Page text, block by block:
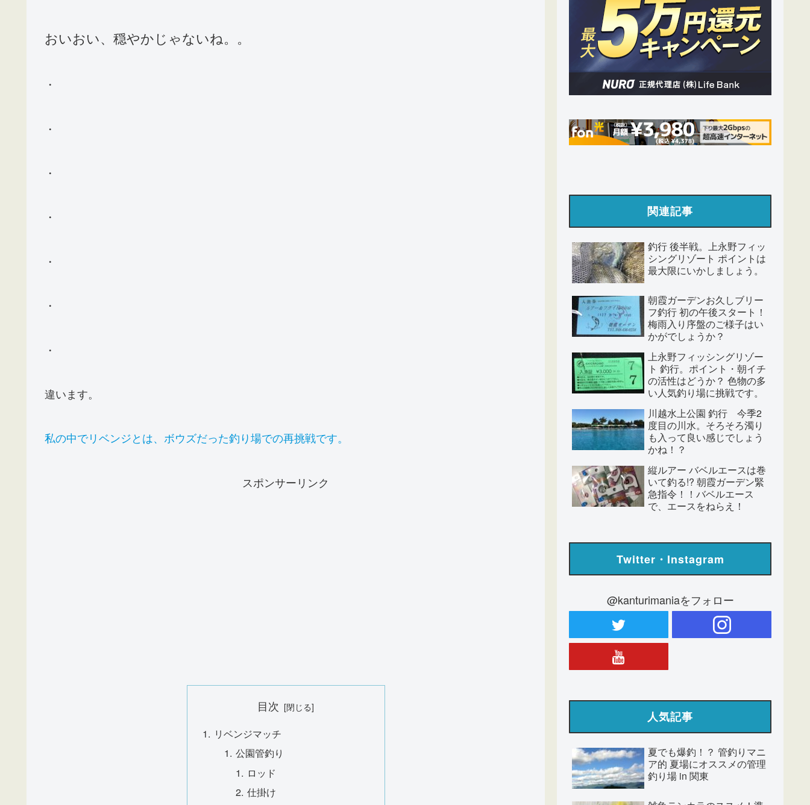
おいおい、穏やかじゃないね。。
・
・
・
・
・
・
・
違います。
私の中でリベンジとは、ボウズだった釣り場での再挑戦です。
スポンサーリンク
目次
リベンジマッチ
公園管釣り
ロッド
仕掛け
関連記事
釣行 後半戦。上永野フィッ
シングリゾート ポイントは
最大限にいかしましょう。
朝霞ガーデンお久しブリー
フ釣行 初の午後スタート！
梅雨入り序盤のご様子はい
かがでしょうか？
上永野フィッシングリゾー
ト 釣行。ポイント・朝イチ
の活性はどうか？ 色物の多
い人気釣り場に挑戦です。
川越水上公園 釣行 今季2
度目の川水。そろそろ濁り
も入って良い感じでしょう
かね！？
縦ルアー バベルエースは巻
いて釣る!? 朝霞ガーデン緊
急指令！！バベルエース
で、エースをねらえ！
Twitter・Instagram
@kanturimaniaをフォロー
人気記事
夏でも爆釣！？ 管釣りマニ
ア的 夏場にオススメの管理
釣り場 in 関東